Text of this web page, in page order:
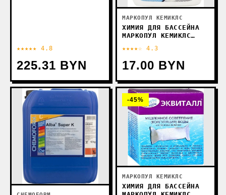
★★★★★ 4.8
225.31 BYN
МАРКОПУЛ КЕМИКЛС
ХИМИЯ ДЛЯ БАССЕЙНА
МАРКОПУЛ КЕМИКЛС
0.75 Л
★★★★☆ 4.3
17.00 BYN
-45%
МАРКОПУЛ КЕМИКЛС
ХИМИЯ ДЛЯ БАССЕЙНА